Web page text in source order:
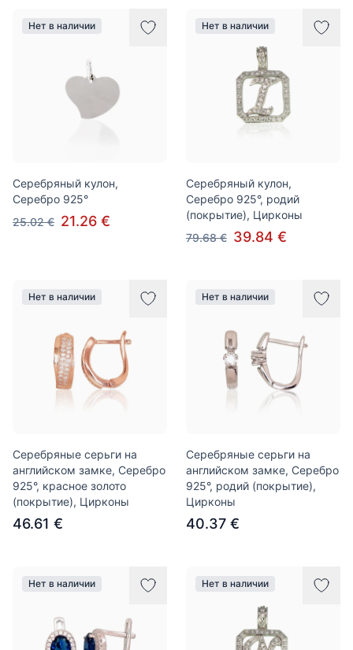
Нет в наличии
Серебряный кулон,
Серебро 925°
25.02 € 21.26 €
Нет в наличии
Серебряный кулон,
Серебро 925°, родий
(покрытие), Цирконы
79.68 € 39.84 €
Нет в наличии
Серебряные серьги на
английском замке, Серебро
925°, красное золото
(покрытие), Цирконы
46.61 €
Нет в наличии
Серебряные серьги на
английском замке, Серебро
925°, родий (покрытие),
Цирконы
40.37 €
Нет в наличии Нет в наличии